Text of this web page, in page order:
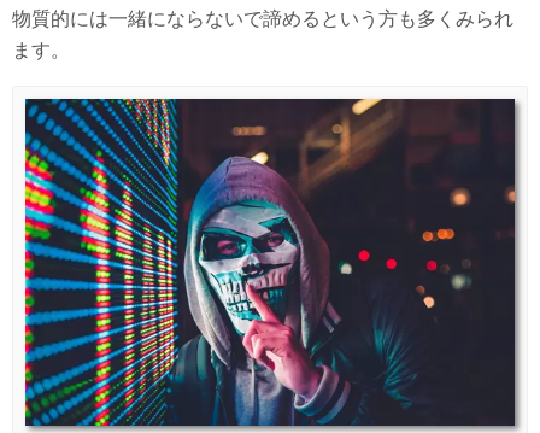
物質的には一緒にならないで諦めるという方も多くみられ
ます。